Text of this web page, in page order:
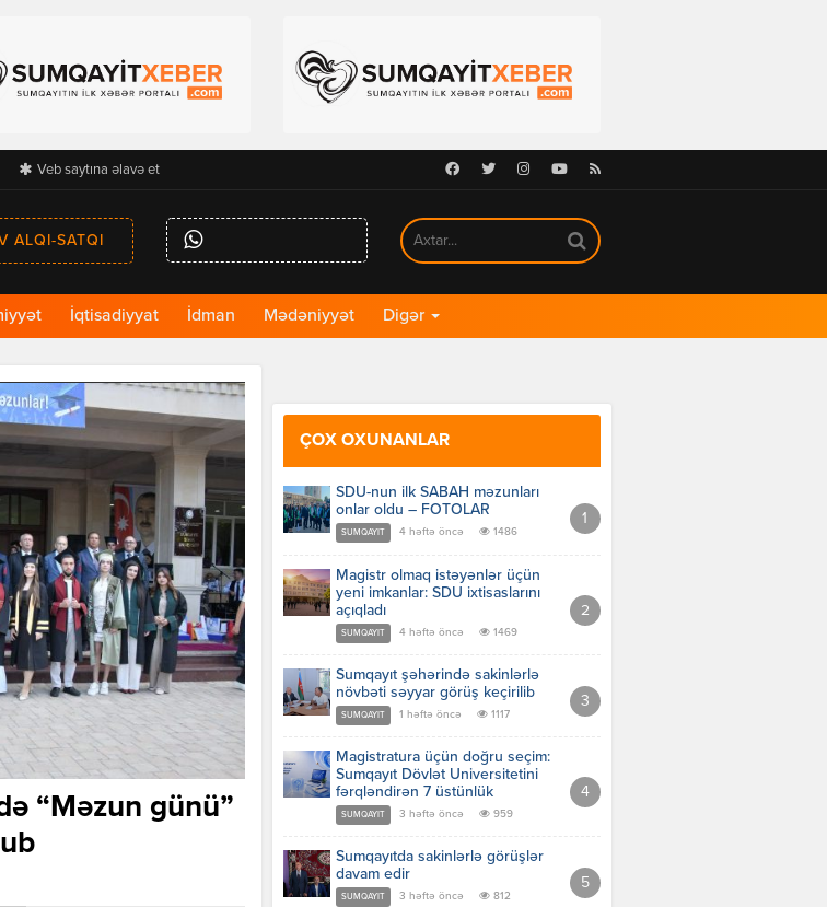
Veb saytına əlavə et Facebook
TwitterInstagramYoutubeRSS
ALQI-SATQI
İqtisadiyyat İdman Mədəniyyət Digər
“Məzun günü”
ÇOX OXUNANLAR
SDU-nun ilk SABAH məzunları
onlar oldu – FOTOLAR
SUMQAYIT 4 həftə öncə 1486
Magistr olmaq istəyənlər üçün
yeni imkanlar: SDU ixtisaslarını
açıqladı
SUMQAYIT 4 həftə öncə 1469
Sumqayıt şəhərində sakinlərlə
növbəti səyyar görüş keçirilib
SUMQAYIT 1 həftə öncə 1117
Magistratura üçün doğru seçim:
Sumqayıt Dövlət Universitetini
fərqləndirən 7 üstünlük
SUMQAYIT 3 həftə öncə 959
Sumqayıtda sakinlərlə görüşlər
davam edir
SUMQAYIT 3 həftə öncə 812